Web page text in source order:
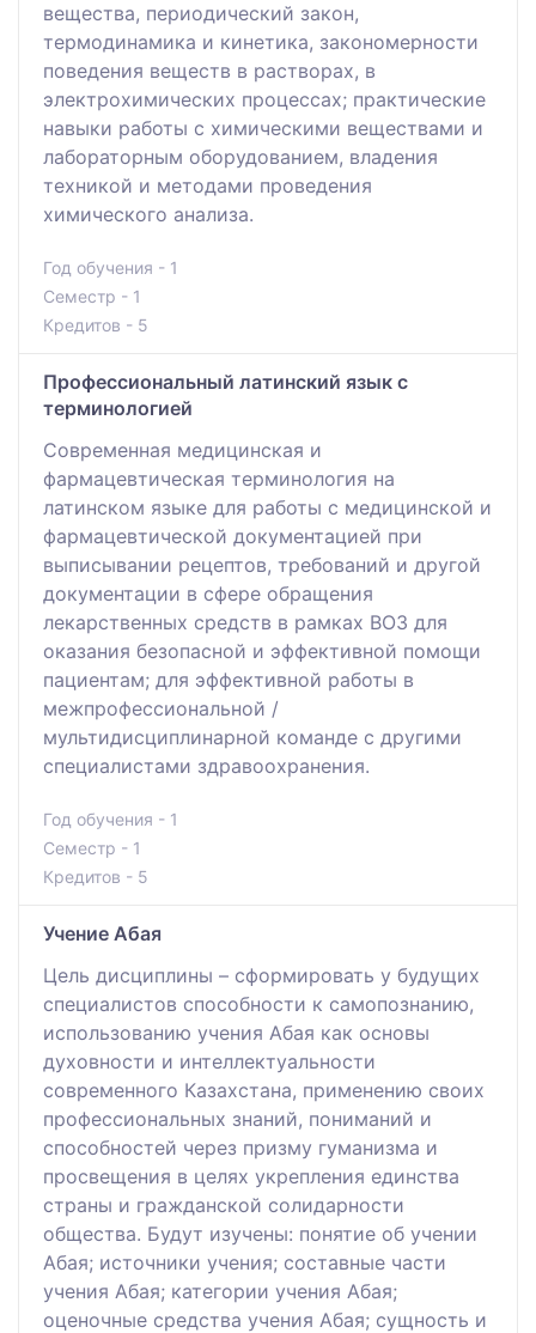
вещества, периодический закон,
термодинамика и кинетика, закономерности
поведения веществ в растворах, в
электрохимических процессах; практические
навыки работы с химическими веществами и
лабораторным оборудованием, владения
техникой и методами проведения
химического анализа.
Год обучения - 1
Семестр - 1
Кредитов - 5
Профессиональный латинский язык с
терминологией
Современная медицинская и
фармацевтическая терминология на
латинском языке для работы с медицинской и
фармацевтической документацией при
выписывании рецептов, требований и другой
документации в сфере обращения
лекарственных средств в рамках ВОЗ для
оказания безопасной и эффективной помощи
пациентам; для эффективной работы в
межпрофессиональной /
мультидисциплинарной команде с другими
специалистами здравоохранения.
Год обучения - 1
Семестр - 1
Кредитов - 5
Учение Абая
Цель дисциплины – сформировать у будущих
специалистов способности к самопознанию,
использованию учения Абая как основы
духовности и интеллектуальности
современного Казахстана, применению своих
профессиональных знаний, пониманий и
способностей через призму гуманизма и
просвещения в целях укрепления единства
страны и гражданской солидарности
общества. Будут изучены: понятие об учении
Абая; источники учения; составные части
учения Абая; категории учения Абая;
оценочные средства учения Абая; сущность и